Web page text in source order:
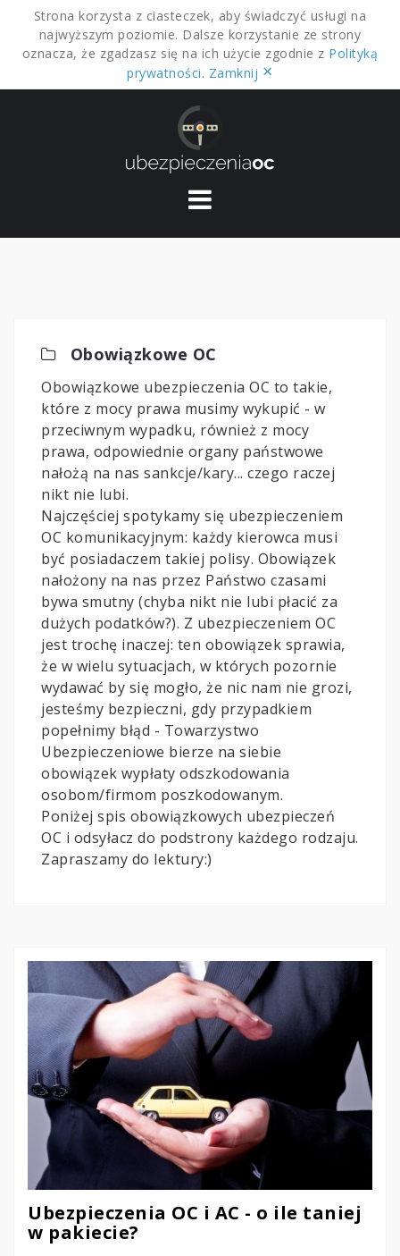
Strona korzysta z ciasteczek, aby świadczyć usługi na
najwyższym poziomie. Dalsze korzystanie ze strony
oznacza, że zgadzasz się na ich użycie zgodnie z Polityką
prywatności. Zamknij ×
Obowiązkowe OC
Obowiązkowe ubezpieczenia OC to takie,
które z mocy prawa musimy wykupić - w
przeciwnym wypadku, również z mocy
prawa, odpowiednie organy państwowe
nałożą na nas sankcje/kary... czego raczej
nikt nie lubi.
Najczęściej spotykamy się ubezpieczeniem
OC komunikacyjnym: każdy kierowca musi
być posiadaczem takiej polisy. Obowiązek
nałożony na nas przez Państwo czasami
bywa smutny (chyba nikt nie lubi płacić za
dużych podatków?). Z ubezpieczeniem OC
jest trochę inaczej: ten obowiązek sprawia,
że w wielu sytuacjach, w których pozornie
wydawać by się mogło, że nic nam nie grozi,
jesteśmy bezpieczni, gdy przypadkiem
popełnimy błąd - Towarzystwo
Ubezpieczeniowe bierze na siebie
obowiązek wypłaty odszkodowania
osobom/firmom poszkodowanym.
Poniżej spis obowiązkowych ubezpieczeń
OC i odsyłacz do podstrony każdego rodzaju.
Zapraszamy do lektury:)
Ubezpieczenia OC i AC - o ile taniej
w pakiecie?